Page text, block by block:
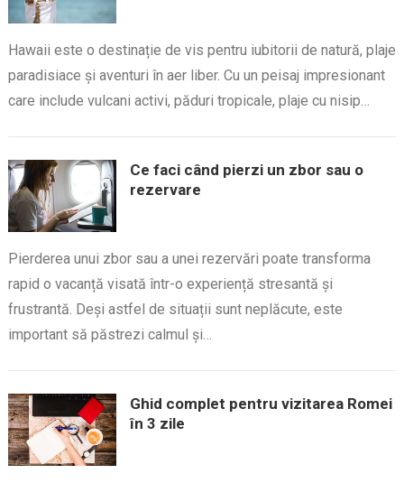
Hawaii este o destinație de vis pentru iubitorii de natură, plaje
paradisiace și aventuri în aer liber. Cu un peisaj impresionant
care include vulcani activi, păduri tropicale, plaje cu nisip…
Ce faci când pierzi un zbor sau o
rezervare
Pierderea unui zbor sau a unei rezervări poate transforma
rapid o vacanță visată într-o experiență stresantă și
frustrantă. Deși astfel de situații sunt neplăcute, este
important să păstrezi calmul și…
Ghid complet pentru vizitarea Romei
în 3 zile